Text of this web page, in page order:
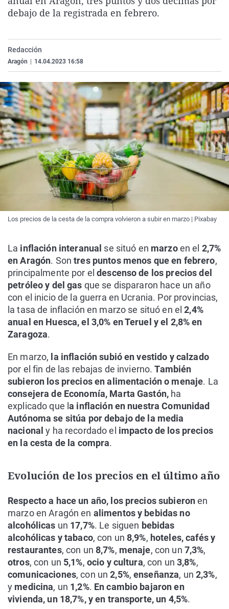
La rosa de los vientos
País Vasco
debajo de la registrada en febrero.
Redacción
Aragón 14.04.2023 16:58
Los precios de la cesta de la compra volvieron a subir en marzo | Pixabay
La inflación interanual se situó en marzoen el 2,7%
en Aragón. Son tres puntos menos que en febrero,
principalmente por eldescenso de los precios del
petróleo y del gas que se dispararon hace un año
con el inicio de la guerra en Ucrania. Por provincias,
la tasa de inflación en marzo se situó en el 2,4%
anual en Huesca, el 3,0% en Teruel y el 2,8% en
Zaragoza.
En marzo, la inflación subió en vestido y calzado
por el fin de las rebajas de invierno.También
subieron los precios en alimentación o menaje. La
consejera de Economía, Marta Gastón, ha
explicado que la inflación en nuestra Comunidad
Autónoma se sitúa por debajo de la media
nacional y ha recordado el impacto de los precios
en la cesta de la compra.
Evolución de los precios en el último año
Respecto a hace un año, los precios subieronen
marzo en Aragón en alimentos y bebidas no
alcohólicas un 17,7%. Le siguen bebidas
alcohólicas y tabaco, con un 8,9%, hoteles, cafés y
restaurantes, con un 8,7%, menaje, con un 7,3%,
otros, con un 5,1%, ocio y cultura, con un3,8%,
comunicaciones, con un2,5%,enseñanza, un2,3%,
y medicina, un 1,2%. En cambio bajaron en
vivienda, un 18,7%, y en transporte, un 4,5%.